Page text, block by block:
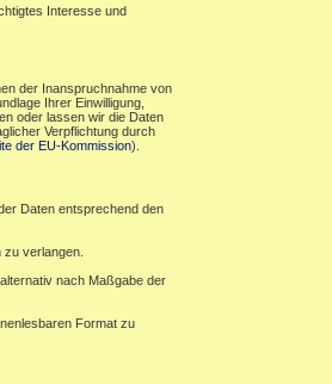
Interesse und
der Inanspruchnahme von
Ihrer Einwilligung,
oder lassen wir die Daten
Verpflichtung durch
der EU-Kommission).
Daten entsprechend den
verlangen.
nach Maßgabe der
Format zu